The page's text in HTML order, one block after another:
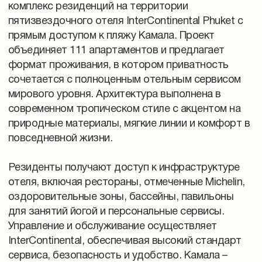
комплекс резиденций на территории
пятизвездочного отеля InterContinental Phuket с
прямым доступом к пляжу Камала. Проект
объединяет 111 апартаментов и предлагает
формат проживания, в котором приватность
сочетается с полноценным отельным сервисом
мирового уровня. Архитектура выполнена в
современном тропическом стиле с акцентом на
природные материалы, мягкие линии и комфорт в
повседневной жизни.
Резиденты получают доступ к инфраструктуре
отеля, включая рестораны, отмеченные Michelin,
оздоровительные зоны, бассейны, павильоны
для занятий йогой и персональные сервисы.
Управление и обслуживание осуществляет
InterContinental, обеспечивая высокий стандарт
сервиса, безопасность и удобство. Камала –